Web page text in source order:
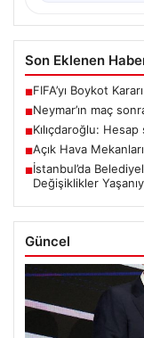
Son Eklenen
■FIFA’yı Boykot
■Neymar’ın maç
■Kılıçdaroğlu:
■Açık Hava
■İstanbul’da
Değişiklikler
Güncel